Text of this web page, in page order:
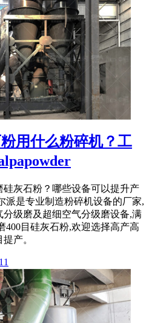
用什么粉碎机？工
灰石粉？哪些设备可以提升产
派是专业制造粉碎机设备的厂家,
级磨及超细空气分级磨设备,满
400目硅灰石粉,欢迎选择高产高
产。